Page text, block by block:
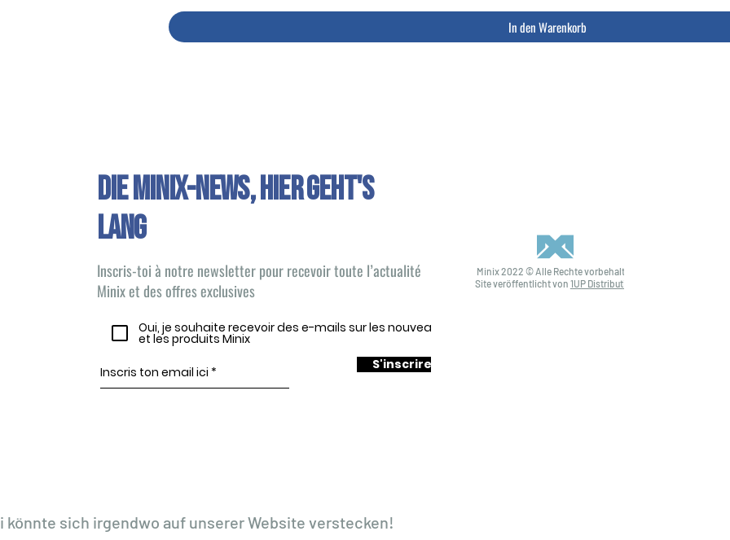
In den Warenkorb
Die Minix-News, HIER GEHT'S
LANG
Inscris-toi à notre newsletter pour recevoir toute l’actualité
Minix et des offres exclusives
Oui, je souhaite recevoir des e-mails sur les nouveautés
et les produits Minix
S'inscrire
Minix 2022 © Alle Rechte vorbehalten
Site veröffentlicht von 1UP Distribution
könnte sich irgendwo auf unserer Website verstecken!